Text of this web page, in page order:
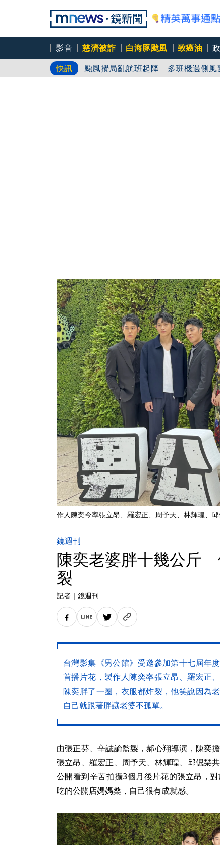
影音 慈濟被詐 白海豚颱風 致癌油
快訊
颱風攪局亂航班起降 多班機遇側風
女大生「家中產子」包巾藏屍近一
作人陳奕今率張立昂、羅宏正、周予天、林輝瑝、邱
鏡週刊
陳奕老婆胖十幾公斤
裂
記者 ｜ 鏡週刊
台灣影集《男公館》受邀參加第十七屆年
首播片花，製作人陳奕率張立昂、羅宏正
陳奕胖了一圈，衣服都炸裂，他笑說因為
自己就跟著胖讓老婆不孤單。
由張正芬、辛誌諭監製，郝心翔導演，陳奕
張立昂、羅宏正、周予天、林輝瑝、邱偲琹
公開看到辛苦拍攝3個月後片花的張立昂，
吃的公關店媽媽桑，自己很有成就感。